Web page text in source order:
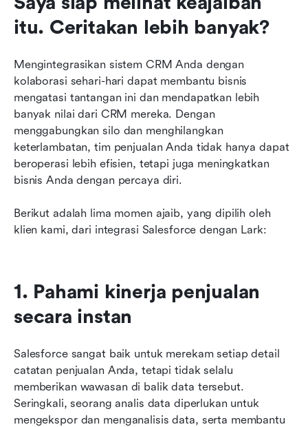
itu. Ceritakan lebih banyak?
Mengintegrasikan sistem CRM Anda dengan
kolaborasi sehari-hari dapat membantu bisnis
mengatasi tantangan ini dan mendapatkan lebih
banyak nilai dari CRM mereka. Dengan
menggabungkan silo dan menghilangkan
keterlambatan, tim penjualan Anda tidak hanya dapat
beroperasi lebih efisien, tetapi juga meningkatkan
bisnis Anda dengan percaya diri.
Berikut adalah lima momen ajaib, yang dipilih oleh
klien kami, dari integrasi Salesforce dengan Lark:
1. Pahami kinerja penjualan
secara instan
Salesforce sangat baik untuk merekam setiap detail
catatan penjualan Anda, tetapi tidak selalu
memberikan wawasan di balik data tersebut.
Seringkali, seorang analis data diperlukan untuk
mengekspor dan menganalisis data, serta membantu